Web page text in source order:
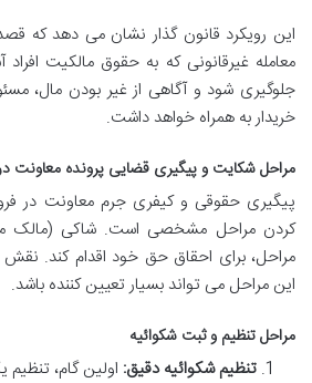
این رویکرد قانون گذار نشان می دهد که
معامله غیرقانونی که به حقوق مالکیت
جلوگیری شود و آگاهی از غیر بودن مال،
خریدار به همراه خواهد داشت.
مراحل شکایت و پیگیری قضایی پرونده معاونت
پیگیری حقوقی و کیفری جرم معاونت در
کردن مراحل مشخصی است. شاکی (مالک
مراحل، برای احقاق حق خود اقدام کند.
این مراحل می تواند بسیار تعیین کننده باشد.
مراحل تنظیم و ثبت شکوائیه
تنظیم شکوائیه دقیق: اولین گام،